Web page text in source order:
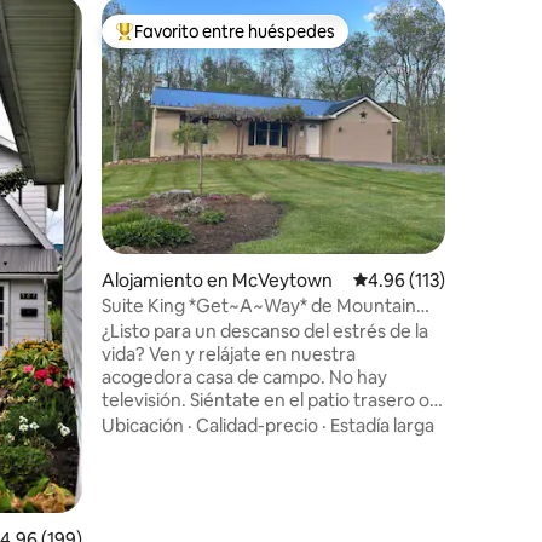
Favorito entre huéspedes preferido
Favorito entre huéspedes
Alojamiento en McVeytown Calificación promedio:
4.96 (113)
Suite King *Get~A~Way* de Mountain
Lane, se admiten mascotas
¿Listo para un descanso del estrés de la
vida? Ven y relájate en nuestra
acogedora casa de campo. No hay
televisión. Siéntate en el patio trasero o
en el porche soleado y mira hacia el patio
Ubicación · Calidad-precio · Estadía larga